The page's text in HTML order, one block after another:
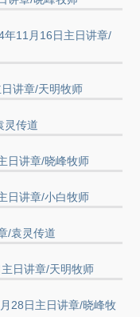
11月16日主日讲章/
讲章/天明牧师
传道
日讲章/晓峰牧师
日讲章/小白牧师
/袁灵传道
日讲章/天明牧师
28日主日讲章/晓峰牧